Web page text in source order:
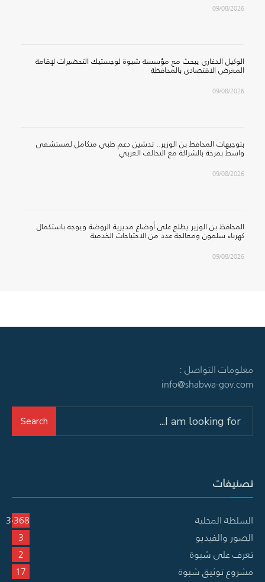
09/08/2026
الوكيل الدغاري يبحث مع مؤسسة شبوة لوجستيك التحضيرات لإقامة
المعرض الاقتصادي بالمحافظة
09/08/2026
بتوجيهات المحافظ بن الوزير.. تدشين دعم طبي متكامل لمستشفى
واسط بمرخة بالشراكة مع التحالف العربي
09/08/2026
المحافظ بن الوزير يطلع على أوضاع مديرية الروضة ويوجه باستكمال
كهرباء سلمون ومعالجة عدد من الاحتياجات الخدمية
09/08/2026
معلومات التواصل :
info@shabwa-gov.com
Search
تصنيفات
السلطة المحلية
3٬368
الصور والفيديو
3
تعرف على شبوة
2
مشروع توثيق شبوة
17